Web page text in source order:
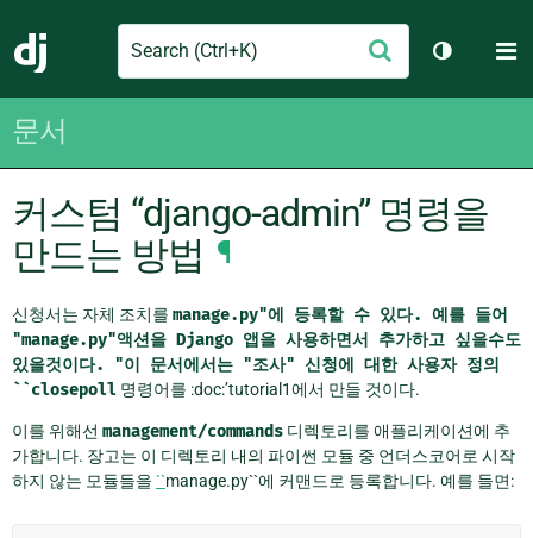
Django
Search
출
테마 토
문서
커스텀 “django-admin” 명령을
만드는 방법 ¶
신청서는 자체 조치를 manage.py"에 등록할 수 있다. 예를 들어
"manage.py"액션을 Django 앱을 사용하면서 추가하고 싶을수도
있을것이다.
"이 문서에서는 "조사" 신청에 대한 사용자 정의
``closepoll 명령어를 :doc:’tutorial1에서 만들 것이다.
이를 위해선 management/commands 디렉토리를 애플리케이션에 추
가합니다. 장고는 이 디렉토리 내의 파이썬 모듈 중 언더스코어로 시작
하지 않는 모듈들을 ``manage.py``에 커맨드로 등록합니다. 예를 들면: